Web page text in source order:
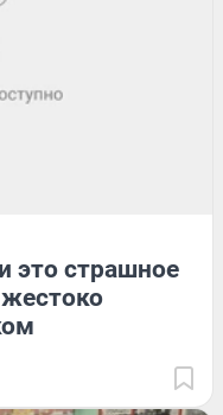
это страшное